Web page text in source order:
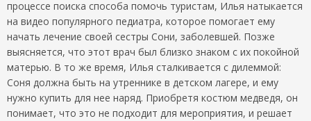
процессе поиска способа помочь туристам, Илья натыкается
на видео популярного педиатра, которое помогает ему
начать лечение своей сестры Сони, заболевшей. Позже
выясняется, что этот врач был близко знаком с их покойной
матерью. В то же время, Илья сталкивается с дилеммой:
Соня должна быть на утреннике в детском лагере, и ему
нужно купить для нее наряд. Приобретя костюм медведя, он
понимает, что это не подходит для мероприятия, и решает